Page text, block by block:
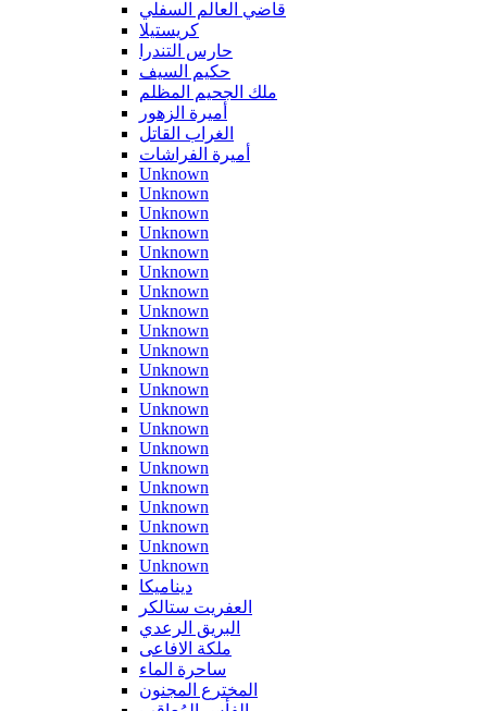
قاضي العالم السفلي
كريستيلا
حارس التندرا
حكيم السيف
ملك الجحيم المظلم
أميرة الزهور
الغراب القاتل
أميرة الفراشات
Unknown
Unknown
Unknown
Unknown
Unknown
Unknown
Unknown
Unknown
Unknown
Unknown
Unknown
Unknown
Unknown
Unknown
Unknown
Unknown
Unknown
Unknown
Unknown
Unknown
Unknown
ديناميكا
العفريت ستالكر
البريق الرعدي
ملكة الافاعى
ساحرة الماء
المخترع المجنون